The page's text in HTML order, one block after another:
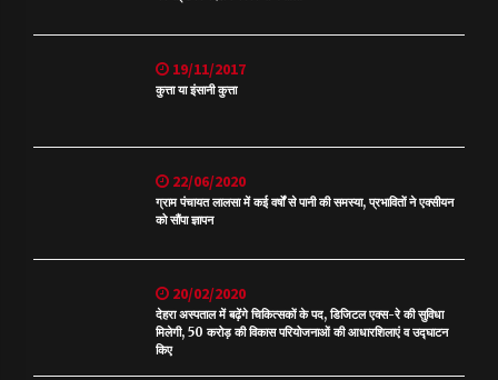
19/11/2017
कुत्ता या इंसानी कुत्ता
22/06/2020
ग्राम पंचायत लालसा में कई वर्षों से पानी की समस्या, प्रभावितों ने एक्सीयन
को सौंपा ज्ञापन
20/02/2020
देहरा अस्पताल में बढ़ेंगे चिकित्सकों के पद, डिजिटल एक्स-रे की सुविधा
मिलेगी, 50 करोड़ की विकास परियोजनाओं की आधारशिलाएं व उद्घाटन
किए